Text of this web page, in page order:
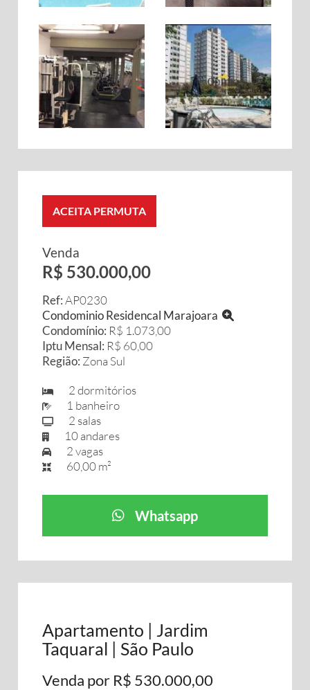
ACEITA PERMUTA
Venda
R$ 530.000,00
Ref:AP0230
Condominio Residencal Marajoara
Condomínio: R$ 1.073,00
Iptu Mensal: R$ 60,00
Região: Zona Sul
2 dormitórios
1 banheiro
2 salas
10 andares
2 vagas
60,00 m²
Whatsapp
Apartamento | Jardim
Taquaral | São Paulo
Venda por R$ 530.000,00